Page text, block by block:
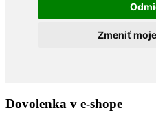
Zmeniť
Dovolenka v e-shope